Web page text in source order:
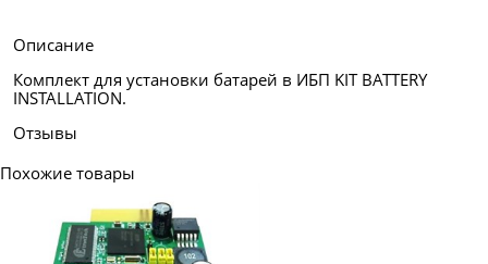
Описание
Комплект для установки батарей в ИБП KIT BATTERY
INSTALLATION.
Отзывы
Похожие товары